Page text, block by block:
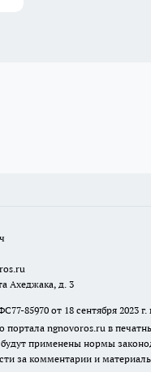
Ахеджака, д. 3
85970 от 18 сентября 2023
портала ngnovoros.ru в
применены нормы
за комментарии и